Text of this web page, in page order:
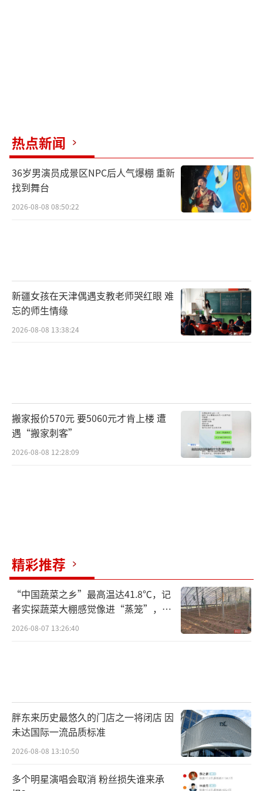
热点新闻
36岁男演员成景区NPC后人气爆棚 重新
找到舞台
2026-08-08 08:50:22
新疆女孩在天津偶遇支教老师哭红眼 难
忘的师生情缘
2026-08-08 13:38:24
搬家报价570元 要5060元才肯上楼 遭
遇“搬家刺客”
2026-08-08 12:28:09
精彩推荐
“中国蔬菜之乡”最高温达41.8℃，记
者实探蔬菜大棚感觉像进“蒸笼”，有
村民称只能凌晨两点起来干活
2026-08-07 13:26:40
胖东来历史最悠久的门店之一将闭店 因
未达国际一流品质标准
2026-08-08 13:10:50
多个明星演唱会取消 粉丝损失谁来承